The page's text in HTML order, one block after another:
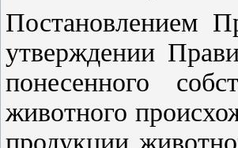
Постановлением
утверждении
понесенного
животного
продукции